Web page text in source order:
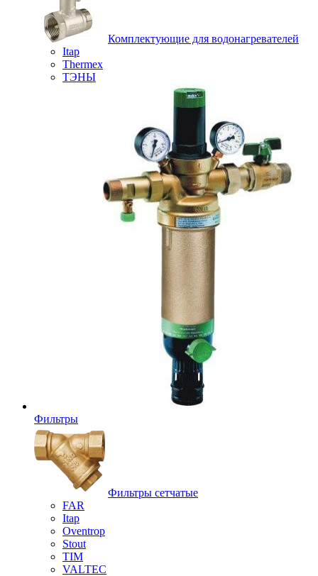
Комплектующие для водонагревателей
Itap
Thermex
ТЭНЫ
Фильтры
Фильтры сетчатые
FAR
Itap
Oventrop
Stout
TIM
VALTEC